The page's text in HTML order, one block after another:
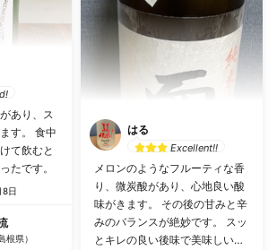
あり、ス
す。 食中
て飲むと
たです。
8日
根県）
はる
Excellent!!
メロンのようなフルーティな香
り、微炭酸があり、心地良い酸
味がきます。 その後の甘みと辛
みのバランスが絶妙です。 スッ
とキレの良い後味で美味しいで